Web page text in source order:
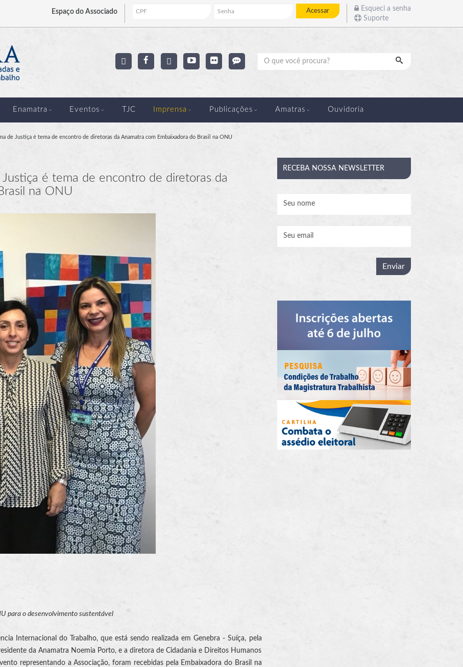
Espaço do Associado Acessar
Esqueci a senha
Suporte
Pesquisar
Enamatra Eventos TJC Imprensa Publicações Amatras Ouvidoria
de Justiça é tema de encontro de diretoras da Anamatra com Embaixadora do Brasil na ONU
é tema de encontro de diretoras da
na ONU
para o desenvolvimento sustentável
Internacional do Trabalho, que está sendo realizada em Genebra - Suíça, pela
da Anamatra Noemia Porto, e a diretora de Cidadania e Direitos Humanos
representando a Associação, foram recebidas pela Embaixadora do Brasil na
RECEBA NOSSA NEWSLETTER